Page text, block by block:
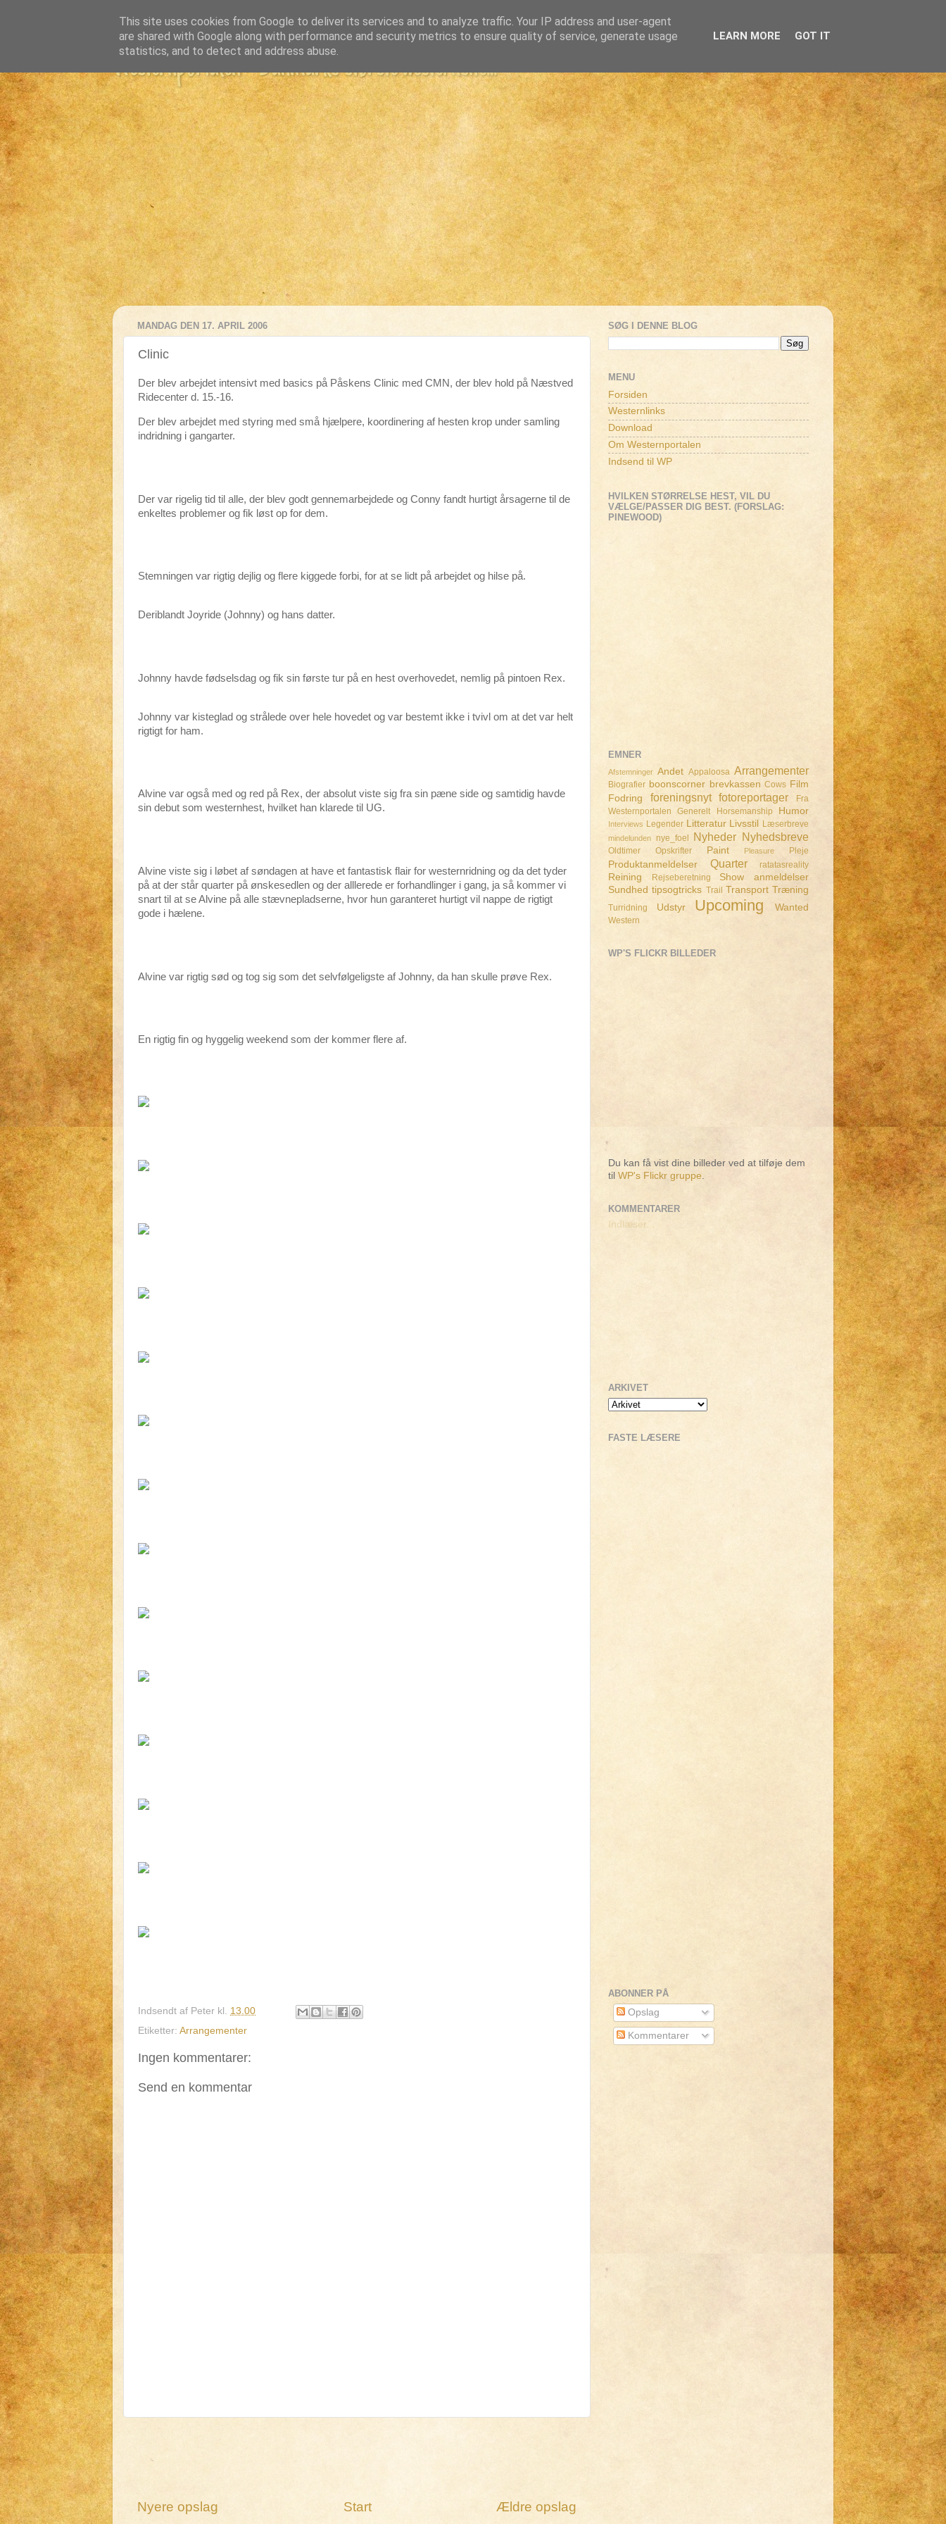
Westernportalen - Danmarks største westernsite...
MANDAG DEN 17. APRIL 2006
Clinic
Der blev arbejdet intensivt med basics på Påskens Clinic med CMN, der blev hold på Næstved
Ridecenter d. 15.-16.
Der blev arbejdet med styring med små hjælpere, koordinering af hesten krop under samling
indridning i gangarter.
Der var rigelig tid til alle, der blev godt gennemarbejdede og Conny fandt hurtigt årsagerne til de
enkeltes problemer og fik løst op for dem.
Stemningen var rigtig dejlig og flere kiggede forbi, for at se lidt på arbejdet og hilse på.
Deriblandt Joyride (Johnny) og hans datter.
Johnny havde fødselsdag og fik sin første tur på en hest overhovedet, nemlig på pintoen Rex.
Johnny var kisteglad og strålede over hele hovedet og var bestemt ikke i tvivl om at det var helt
rigtigt for ham.
Alvine var også med og red på Rex, der absolut viste sig fra sin pæne side og samtidig havde
sin debut som westernhest, hvilket han klarede til UG.
Alvine viste sig i løbet af søndagen at have et fantastisk flair for westernridning og da det tyder
på at der står quarter på ønskesedlen og der alllerede er forhandlinger i gang, ja så kommer vi
snart til at se Alvine på alle stævnepladserne, hvor hun garanteret hurtigt vil nappe de rigtigt
gode i hælene.
Alvine var rigtig sød og tog sig som det selvfølgeligste af Johnny, da han skulle prøve Rex.
En rigtig fin og hyggelig weekend som der kommer flere af.
Indsendt af Peter kl. 13.00
Etiketter: Arrangementer
Ingen kommentarer:
Send en kommentar
Nyere opslag Ældre opslag
Start
SØG I DENNE BLOG
MENU
Forsiden
Westernlinks
Download
Om Westernportalen
Indsend til WP
HVILKEN STØRRELSE HEST, VIL DU
VÆLGE/PASSER DIG BEST. (FORSLAG:
PINEWOOD)
EMNER
Afstemninger Andet Appaloosa Arrangementer
Biografier boonscorner brevkassen Cows Film
Fodring
foreningsnyt fotoreportager
Fra
Westernportalen
Generelt Horsemanship Humor
Interviews Legender Litteratur Livsstil Læserbreve
mindelunden nye_foel Nyheder Nyhedsbreve
Oldtimer Opskrifter Paint Pleasure Pleje
Produktanmeldelser Quarter ratatasreality
Reining Rejseberetning
Show anmeldelser
Sundhed tipsogtricks Trail Transport Træning
Turridning Udstyr Upcoming Wanted
Western
WP'S FLICKR BILLEDER
Du kan få vist dine billeder ved at tilføje dem
til WP's Flickr gruppe
KOMMENTARER
Indlæser...
ARKIVET
FASTE LÆSERE
ABONNER PÅ
Opslag
Kommentarer
This site uses cookies from Google to deliver its services and to analyze traffic. Your IP address and user-agent
are shared with Google along with performance and security metrics to ensure quality of service, generate usage
statistics, and to detect and address abuse.
LEARN MORE GOT IT